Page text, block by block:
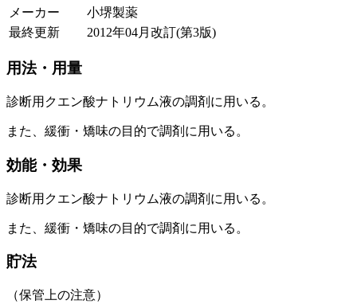
メーカー
小堺製薬
最終更新
2012年04月改訂(第3版)
用法・用量
診断用クエン酸ナトリウム液の調剤に用いる。
また、緩衝・矯味の目的で調剤に用いる。
効能・効果
診断用クエン酸ナトリウム液の調剤に用いる。
また、緩衝・矯味の目的で調剤に用いる。
貯法
（保管上の注意）